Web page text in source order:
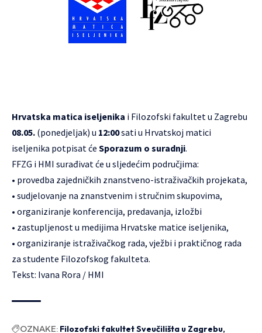
Hrvatska matica iseljenika i Filozofski fakultet u Zagrebu
08.05. (ponedjeljak) u 12:00sati u Hrvatskoj matici
iseljenika potpisat će Sporazum o suradnji.
FFZG i HMI surađivat će u sljedećim područjima:
• provedba zajedničkih znanstveno-istraživačkih projekata,
• sudjelovanje na znanstvenim i stručnim skupovima,
• organiziranje konferencija, predavanja, izložbi
• zastupljenost u medijima Hrvatske matice iseljenika,
• organiziranje istraživačkog rada, vježbi i praktičnog rada
za studente Filozofskog fakulteta.
Tekst: Ivana Rora / HMI
OZNAKE: Filozofski fakultet Sveučilišta u Zagrebu